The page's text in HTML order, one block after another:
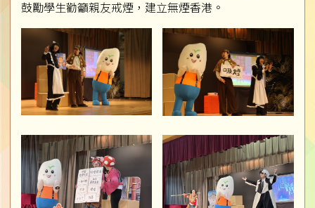
鼓勵學生勸籲親友戒煙，建立無煙香港。